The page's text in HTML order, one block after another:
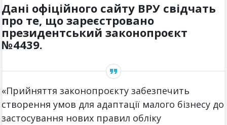
Дані офіційного сайту ВРУ свідчать
про те, що зареєстровано
президентський законопроєкт
№4439.
«Прийняття законопроєкту забезпечить
створення умов для адаптації малого бізнесу до
застосування нових правил обліку